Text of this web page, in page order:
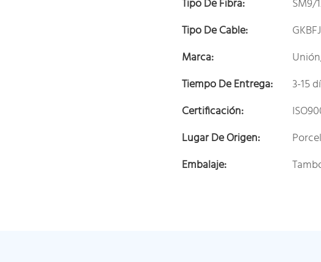
Tipo De Fibra:
SM9/
Tipo De Cable:
Marca:
Tiempo De Entrega:
3-15
Certificación:
Lugar De Origen:
Embalaje: